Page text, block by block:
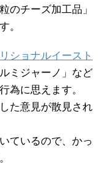
のチーズ加工品」
。
ショナルイースト
ミジャーノ」など
為に思えます。
た意見が散見され
ているので、かっ